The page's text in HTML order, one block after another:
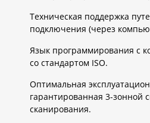
Техническая поддержка
подключения (через
Язык программирования с
со стандартом ISO.
Оптимальная
гарантированная 3-зонной
сканирования.